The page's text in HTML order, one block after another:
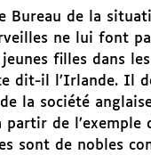
de la
ne lui font
filles dans
dit-il l’Irlande.
la société
partir de
sont de nobles